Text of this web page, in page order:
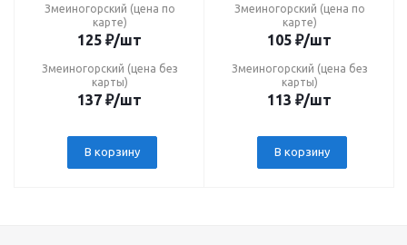
Змеиногорский (цена по
карте)
125 ₽/шт
Змеиногорский (цена без
карты)
137 ₽/шт
В корзину
Змеиногорский (цена по
карте)
105 ₽/шт
Змеиногорский (цена без
карты)
113 ₽/шт
В корзину